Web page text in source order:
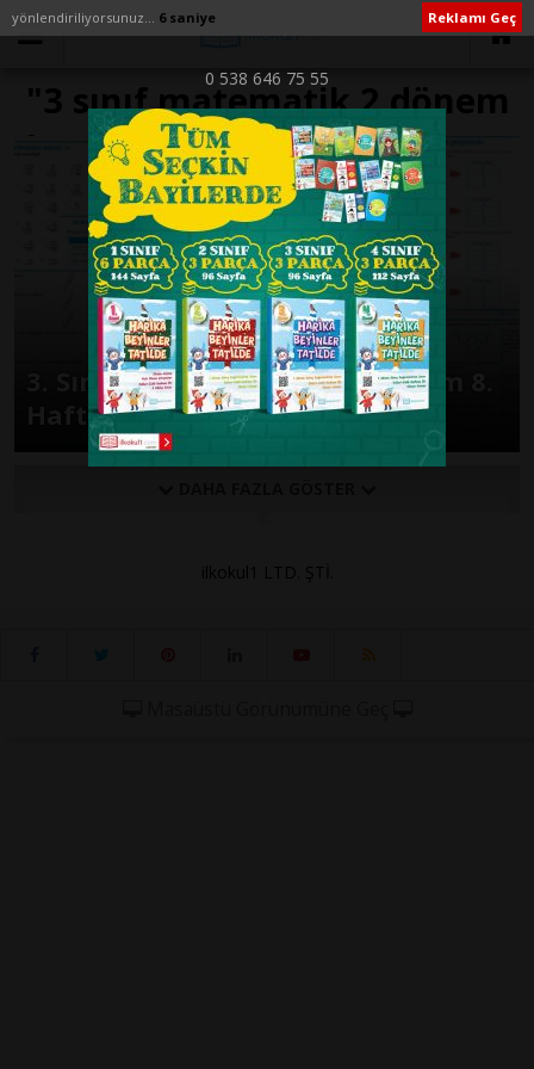
yönlendiriliyorsunuz... 6 saniye Reklamı Geç
0 538 646 75 55
"3 sınıf matematik 2 dönem
kazanım değerlendirme
sınavı" ile İlişikli yazılar
3. Sınıf Günlük Ödevler 1. Dönem 8.
Hafta